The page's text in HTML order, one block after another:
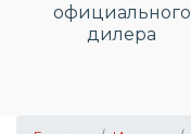
официального
дилера